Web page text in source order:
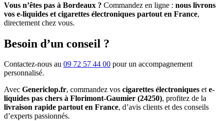
Vous n’êtes pas à Bordeaux ? Commandez en ligne : nous livrons
vos e-liquides et cigarettes électroniques partout en France,
directement chez vous.
Besoin d’un conseil ?
Contactez-nous au 09 72 57 44 00 pour un accompagnement
personnalisé.
Avec Genericlop.fr, commandez vos cigarettes électroniques ete-
liquides pas chers à Florimont-Gaumier (24250), profitez de la
livraison rapide partout en France, d’avis clients et des conseils
d’experts passionnés.